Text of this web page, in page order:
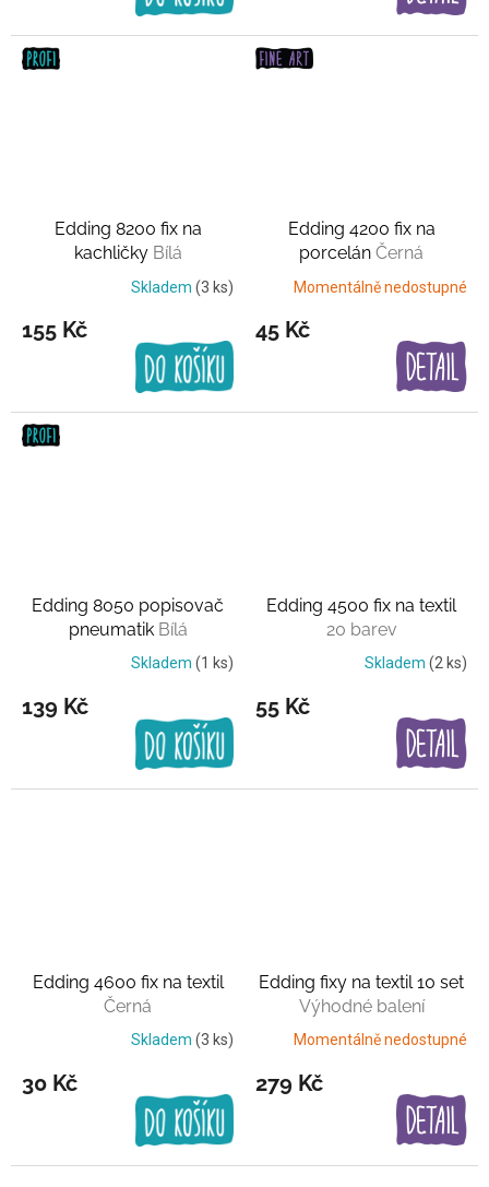
Edding 8200 fix na
kachličky Bílá
Skladem (3 ks)
155 Kč
Edding 4200 fix na
porcelán Černá
Momentálně nedostupné
45 Kč
Edding 8050 popisovač
pneumatik Bílá
Skladem (1 ks)
139 Kč
Edding 4500 fix na textil
20 barev
Skladem (2 ks)
55 Kč
Edding 4600 fix na textil
Černá
Skladem (3 ks)
30 Kč
Edding fixy na textil 10 set
Výhodné balení
Momentálně nedostupné
279 Kč